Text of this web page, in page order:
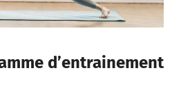
d’entrainement